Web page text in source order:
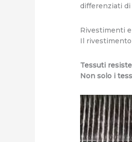
differenziati di
Rivestimenti
Il rivestimento
Tessuti
Non solo i